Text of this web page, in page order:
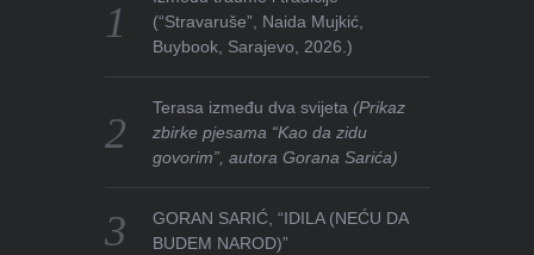
(“Stravaruše”, Naida Mujkić,
Buybook, Sarajevo, 2026.)
Terasa između dva svijeta(Prikaz
zbirke pjesama “Kao da zidu
govorim”, autora Gorana Sarića)
GORAN SARIĆ, “IDILA (NEĆU DA
BUDEM NAROD)”